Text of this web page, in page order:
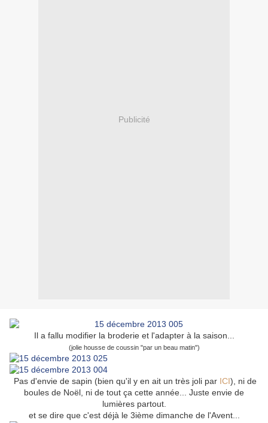
Publicité
Il a fallu modifier la broderie et l'adapter à la saison...
(jolie housse de coussin "par un beau matin")
Pas d'envie de sapin (bien qu'il y en ait un très joli par ICI), ni de
boules de Noël, ni de tout ça cette année... Juste envie de
lumières partout.
et se dire que c'est déjà le 3ième dimanche de l'Avent...